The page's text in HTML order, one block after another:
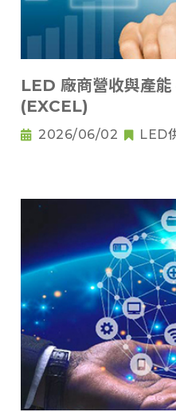
LED 廠商營收與產
(EXCEL)
2026/06/02 LED